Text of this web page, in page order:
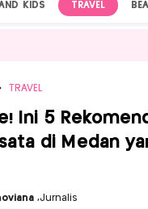
KIDS TRAVEL
TRAVEL
Ini 5
di Medan
,Jurnalis